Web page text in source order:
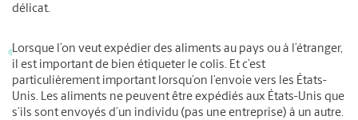
délicat.
Lorsque l’on veut expédier des aliments au pays ou à l’étranger,
il est important de bien étiqueter le colis. Et c’est
particulièrement important lorsqu’on l’envoie vers les États-
Unis. Les aliments ne peuvent être expédiés aux États-Unis que
s’ils sont envoyés d’un individu (pas une entreprise) à un autre.